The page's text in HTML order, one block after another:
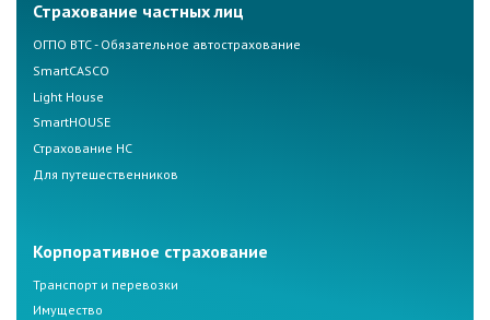
Страхование частных лиц
ОГПО ВТС - Обязательное автострахование
SmartCASCO
Light House
SmartHOUSE
Страхование НС
Для путешественников
Корпоративное страхование
Транспорт и перевозки
Имущество